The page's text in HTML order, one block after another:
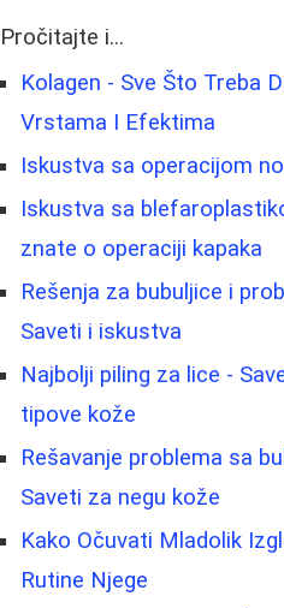
Pročitajte i...
Kolagen - Sve Što Treba
Vrstama I Efektima
Iskustva sa operacijom
Iskustva sa
znate o operaciji kapaka
Rešenja za bubuljice i
Saveti i iskustva
Najbolji piling za lice -
tipove kože
Rešavanje problema sa
Saveti za negu kože
Kako Očuvati Mladolik
Rutine Njege